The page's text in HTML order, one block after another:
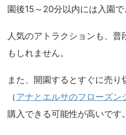
園後15～20分以内には入園で
人気のアトラクションも、
もしれません。
また、開園するとすぐに売り
（アナとエルサのフローズン
購入できる可能性が高いです。